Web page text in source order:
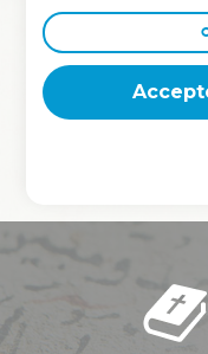
clés pour avancer
deviennent vos
équipe, un groupe